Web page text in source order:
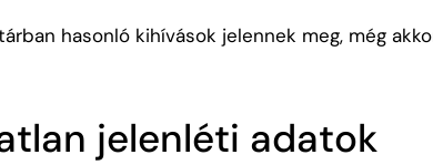
hasonló kihívások jelennek meg, még
jelenléti adatok